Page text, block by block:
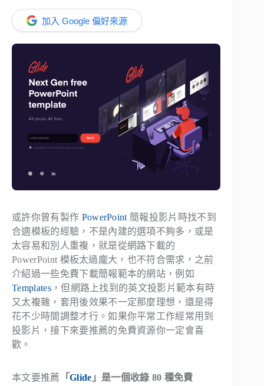
加入 Google 偏好來源
或許你曾有製作 PowerPoint 簡報投影片時找不到
合適模板的經驗，不是內建的選項不夠多，或是
太容易和別人重複，就是從網路下載的
PowerPoint 模板太過龐大，也不符合需求，之前
介紹過一些免費下載簡報範本的網站，例如
Templates，但網路上找到的英文投影片範本有時
又太複雜，套用後效果不一定那麼理想，還是得
花不少時間調整才行。如果你平常工作經常用到
投影片，接下來要推薦的免費資源你一定會喜
歡。
本文要推薦 「Glide 」是一個收錄 80 種免費